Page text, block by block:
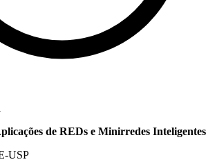
de REDs e Minirredes Inteligentes
USP